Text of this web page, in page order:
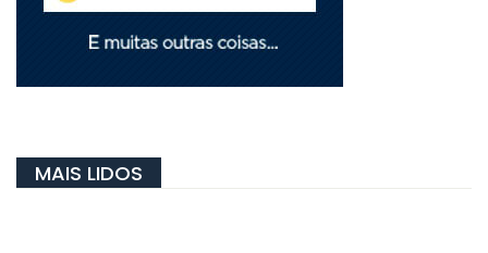
MAIS LIDOS